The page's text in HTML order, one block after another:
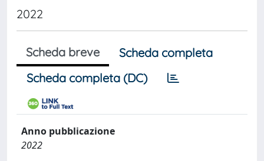
2022
Scheda breve
Scheda completa
Scheda completa (DC)
Anno pubblicazione
2022